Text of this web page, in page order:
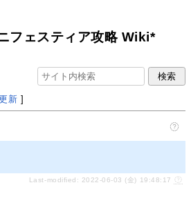
フェスティア攻略 Wiki*
新 ]
Last-modified: 2022-06-03 (金) 19:48:17